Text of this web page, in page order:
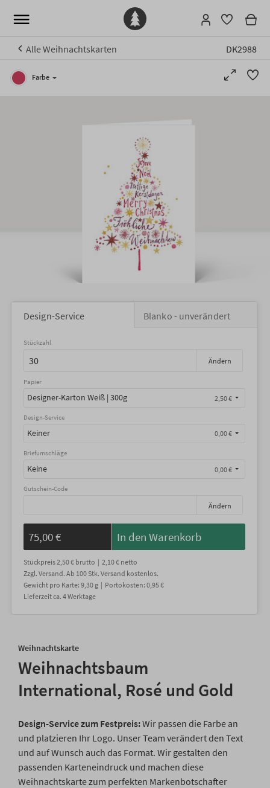
Alle Weihnachtskarten DK2988
Farbe
Design-Service Blanko - unverändert
Stückzahl
Ändern
Papier
Designer-Karton Weiß | 300g 2,50 €
Design-Service
Keiner 0,00 €
Briefumschläge
Keine 0,00 €
Gutschein-Code
Ändern
75,00 € In den Warenkorb
Stückpreis2,50 € brutto | 2,10 € netto
Zzgl. Versand. Ab 100 Stk. Versand kostenlos.
Gewicht pro Karte: 9,30 g | Portokosten: 0,95 €
Lieferzeitca. 4Werktage
Weihnachtskarte
Weihnachtsbaum
International, Rosé und Gold
Design-Service zum Festpreis:Wir passen die Farbe an
und platzieren Ihr Logo. Unser Team verändert den Text
und auf Wunsch auch das Format. Wir gestalten den
passenden Karteneindruck und machen diese
Weihnachtskarte zum perfekten Markenbotschafter